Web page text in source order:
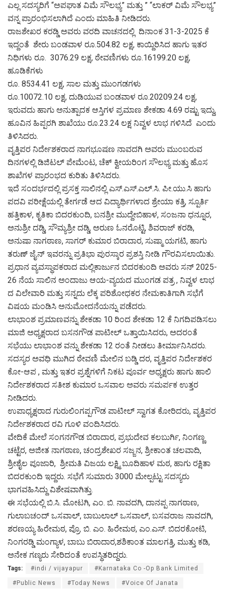
ಎಲ್ಲ ಸದಸ್ಯರಿಗೆ “ಅಪಘಾತ ವಿಮೆ ಸೌಲಭ್ಯ” ಮತ್ತು ” “ಲಾಕರ್ ವಿಮೆ ಸೌಲಭ್ಯ”
ವನ್ನ ಪ್ರಾರಂಭಿಸಲಾಗಿದೆ ಎಂದು ಮಾಹಿತಿ ನೀಡಿದರು.
ರಾಜಶೇಖರ ಕರಡ್ಡಿ ಅವರು ವರದಿ ವಾಚನದಲ್ಲಿ ದಿನಾಂಕ 31-3-2025 ಕೆ
ಇದ್ದಂತೆ ಶೇರು ಬಂಡವಾಳ ರೂ.504.82 ಲಕ್ಷ, ಕಾಯ್ದಿರಿಸಿದ ಹಾಗು ಇತರ
ನಿಧಿಗಳು ರೂ. 3076.29 ಲಕ್ಷ, ಠೇವಣಿಗಳು ರೂ.16199.20 ಲಕ್ಷ,
ಹೂಡಿಕೆಗಳು
ರೂ. 8534.41 ಲಕ್ಷ, ಸಾಲ ಮತ್ತು ಮುಂಗಡಗಳು
ರೂ.10072.10 ಲಕ್ಷ, ದುಡಿಯುವ ಬಂಡವಾಳ ರೂ.20209.24 ಲಕ್ಷ,
ಇರುವದು ಹಾಗು ಅನುತ್ಪಾದಕ ಆಸ್ತಿಗಳ ಪ್ರಮಾಣ ಶೇಕಡಾ 4.69 ರಷ್ಟು ಇದ್ದು,
ಹೂವಿನ ಹಿಪ್ಪರಗಿ ಶಾಖೆಯು ರೂ.23.24 ಲಕ್ಷ ನಿವ್ವಳ ಲಾಭ ಗಳಿಸಿದೆ ಎಂದು
ತಿಳಿಸಿದರು.
ವೃತ್ತಿಪರ ನಿರ್ದೇಶಕರಾದ ನಾಗಭೂಷಣ ನಾವದಗಿ ಅವರು ಮುಂಬರುವ
ದಿನಗಳಲ್ಲಿ ಡಿಜಿಟಲ್ ಪೇಮೆಂಟ, ಚೆಕ್ ಕ್ವೀಯರಿಂಗ ಸೌಲಭ್ಯ ಮತ್ತು ಹೊಸ
ಶಾಖೆಗಳ ಪ್ರಾರಂಭದ ಕುರಿತು ತಿಳಿಸಿದರು.
ಇದೆ ಸಂದರ್ಭದಲ್ಲಿ ಪ್ರಸಕ್ತ ಸಾಲಿನಲ್ಲಿ ಎಸ್.ಎಸ್.ಎಲ್.ಸಿ. ಪೀ.ಯು.ಸಿ ಹಾಗು
ಪದವಿ ಪರೀಕ್ಷೆಯಲ್ಲಿ ತೇರ್ಗಡೆ ಆದ ವಿದ್ಯಾರ್ಥಿಗಳಾದ ಶ್ರೇಯಾ ಕತ್ತಿ, ಸ್ಪೂರ್ತಿ
ಹತ್ತಿಕಾಳ, ಕೃತಿಕಾ ಬಿದರಕುಂದಿ, ಬನಶ್ರೀ ಮುದ್ದೇಬಿಹಾಳ, ಸಂಜನಾ ಧನ್ನೂರ,
ಅನುಶ್ರೀ ದಡ್ಡಿ, ಸೌಮ್ಯಶ್ರೀ ದಡ್ಡಿ, ಅರುಣ ಓನರೊಟ್ಟಿ, ಶಿವರಾಜ್ ಕರಡಿ,
ಅನುಷಾ ನಾಗಠಾಣ, ಸಾಗರ್ ಕುಮಾರ ಬಿರಾದಾರ, ಸುಷ್ಮಾ ಯಗಟಿ, ಹಾಗು
ತರುಣ್ ಜೈನ್ ಇವರನ್ನು ಪ್ರತಿಭಾ ಪುರಸ್ಕಾರ ಪ್ರಶಸ್ತಿ ನೀಡಿ ಗೌರವಿಸಲಾಯಿತು.
ಪ್ರಧಾನ ವ್ಯವಸ್ಥಾಪಕರಾದ ಮಲ್ಲಿಕಾರ್ಜುನ ಬಿದರಕುಂದಿ ಅವರು ಸನ್ 2025-
26 ನೆಯ ಸಾಲಿನ ಅಂದಾಜು ಆಯ-ವ್ಯಯದ ಮುಂಗಡ ಪತ್ರ , ನಿವ್ವಳ ಲಾಭ
ದ ವಿಲೇವಾರಿ ಮತ್ತು ಸನ್ನದು ಲೆಕ್ಕ ಪರಿಶೋಧಕರ ನೇಮಕಾತಿಗಾಗಿ ಸಭೆಗೆ
ವಿಷಯ ಮಂಡಿಸಿ ಅನುಮೋದನೆಯನ್ನು ಪಡೆದರು.
ಲಾಭಾಂಶ ಪ್ರಮಾಣವನ್ನು ಶೇಕಡಾ 10 ರಿಂದ ಶೇಕಡಾ 12 ಕೆ ನಿಗದಿಪಡಿಸಲು
ಮಾಜಿ ಅಧ್ಯಕ್ಷರಾದ ಬಸನಗೌಡ ಪಾಟೀಲ್ ಒತ್ತಾಯಿಸಿದರು, ಅದರಂತೆ
ಸಭೆಯು ಲಾಭಾಂಶ ವನ್ನು ಶೇಕಡಾ 12 ರಂತೆ ನೀಡಲು ತೀರ್ಮಾನಿಸಿದರು.
ಸದಸ್ಯರ ಅವಧಿ ಮುಗಿದ ಠೇವಣಿ ಮೇಲಿನ ಬಡ್ಡಿ ದರ, ವೃತ್ತಿಪರ ನಿರ್ದೇಶಕರ
ಕೋ-ಆಪ , ಮತ್ತು ಇತರ ಪ್ರಶ್ನೆಗಳಿಗೆ ನಿಕಟ ಪೂರ್ವ ಅಧ್ಯಕ್ಷರು ಹಾಗು ಹಾಲಿ
ನಿರ್ದೇಶಕರಾದ ಸತೀಶ ಕುಮಾರ ಒಸವಾಲ ಅವರು ಸಮರ್ಪಕ ಉತ್ತರ
ನೀಡಿದರು.
ಉಪಾಧ್ಯಕ್ಷರಾದ ಗುರುಲಿಂಗಪ್ಪಗೌಡ ಪಾಟೀಲ್ ಸ್ವಾಗತ ಕೋರಿದರು, ವೃತ್ತಿಪರ
ನಿರ್ದೇಶಕರಾದ ರವಿ ಗೂಳಿ ವಂದಿಸಿದರು.
ವೇದಿಕೆ ಮೇಲೆ ಸಂಗನಗೌಡ ಬಿರಾದಾರ, ಪ್ರಭುದೇವ ಕಲಬುರ್ಗಿ, ನಿಂಗಣ್ಣ
ಚಟ್ಟೆರ, ಅಜೀತ ನಾಗಠಾಣ, ಚಂದ್ರಶೇಖರ ಸಜ್ಜನ, ಶ್ರೀಕಾಂತ ಚಲವಾದಿ,
ಶ್ರೀಶೈಲ ಪೂಜಾರಿ, ಶ್ರೀಮತಿ ವಿಜಯ ಲಕ್ಷ್ಮಿ ಬೂದಿಹಾಳ ಮಠ, ಹಾಗು ರಕ್ಷಿತಾ
ಬಿದರಕುಂದಿ ಇದ್ದರು. ಸಭೆಗೆ ಸುಮಾರು 3000 ಮೇಲ್ಪಟ್ಟು ಸದಸ್ಯರು
ಭಾಗವಹಿಸಿದ್ದು ವಿಶೇಷವಾಗಿತ್ತು.
ಈ ಸಭೆಯಲ್ಲಿ ಬಿ.ಸಿ. ಮೋಟಗಿ, ಎಂ. ಬಿ. ನಾವದಗಿ, ದಾನಪ್ಪ ನಾಗಠಾಣ,
ಗುಲಾಬಚಂದ್ ಒಸವಾಲ್, ಬಾಬುಲಾಲ್ ಒಸವಾಲ್, ಬಸವರಾಜ ನಾವದಗಿ,
ಶರಣಯ್ಯ ಹಿರೇಮಠ, ಪ್ರೊ. ಬಿ. ಎಂ. ಹಿರೇಮಠ, ಎಂ.ಎಸ್. ಬಿದರಕೋಟಿ,
ನಿಂಗರಡ್ಡಿ ಮಂಗ್ಯಾಳ, ಬಾಬು ಬಿರಾದಾರ,ಶಶಿಕಾಂತ ಮಾಲಗತ್ತಿ, ಮುತ್ತು ಕಡಿ,
ಅನೇಕ ಗಣ್ಯರು ಸೇರಿದಂತೆ ಉಪಸ್ಥಿತರಿದ್ದರು.
Tags: #indi / vijayapur #Karnataka Co -Op Bank Limited
#Public News #Today News #Voice Of Janata